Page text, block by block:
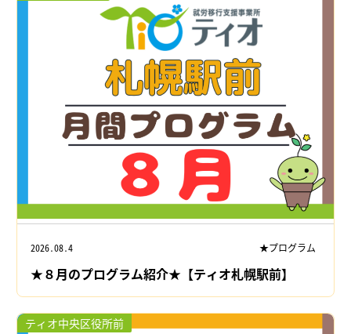
2026.08.4 ★プログラム
★８月のプログラム紹介★【ティオ札幌駅前】
ティオ中央区役所前